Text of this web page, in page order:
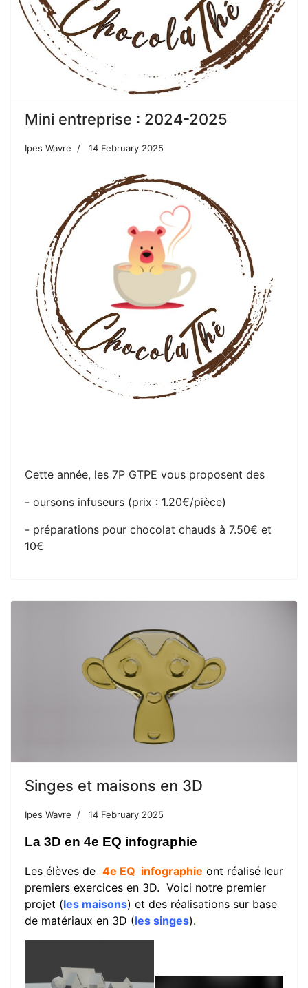
Mini entreprise : 2024-2025
Ipes Wavre 14 February 2025
Cette année, les 7P GTPE vous proposent des
- oursons infuseurs (prix : 1.20€/pièce)
- préparations pour chocolat chauds à 7.50€ et
10€
Singes et maisons en 3D
Ipes Wavre 14 February 2025
La 3D en 4e EQ infographie
Les élèves de 4e EQ infographie ont réalisé leur
premiers exercices en 3D. Voici notre premier
projet (les maisons) et des réalisations sur base
de matériaux en 3D (les singes).